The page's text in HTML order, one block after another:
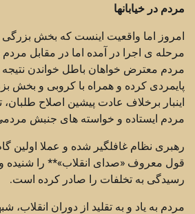
مردم در خیابانها
امروز اما واقعیت اینست که بخش بزرگی
مرحله ی اجرا در آمده اما در مقابل مردم
مردم معترض خواهان باطل خواندن نتیجه
پایمردی کرده و همراه با کروبی و بخش
اینبار برخلاف عادت پیشین اصلاح طلبان،
مردم ایستاده و خواسته های جنبش
رهبری نظام غافلگیر شده و عملا اولین
قول معروف «صدای انقلاب»** را شنیده
رسیدگی به تخلفات را صادر کرده است.
مردم به یاد و به تقلید از دوران انقلاب،